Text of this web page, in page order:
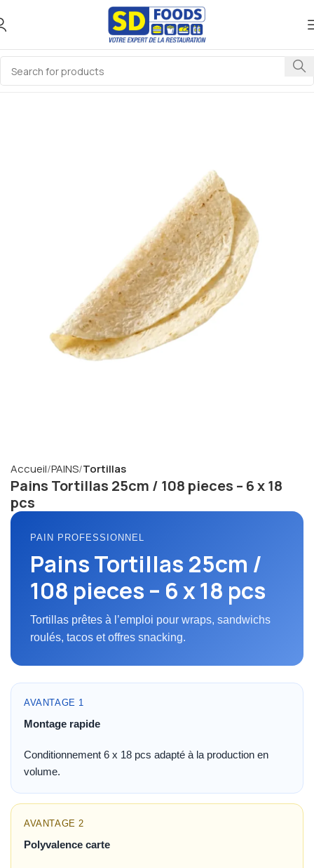
Accueil PAINS Tortillas
Pains Tortillas 25cm / 108 pieces – 6 x 18
pcs
PAIN PROFESSIONNEL
Pains Tortillas 25cm /
108 pieces – 6 x 18 pcs
Tortillas prêtes à l’emploi pour wraps, sandwichs
roulés, tacos et offres snacking.
AVANTAGE 1
Montage rapide
Conditionnement 6 x 18 pcs adapté à la production en
volume.
AVANTAGE 2
Polyvalence carte